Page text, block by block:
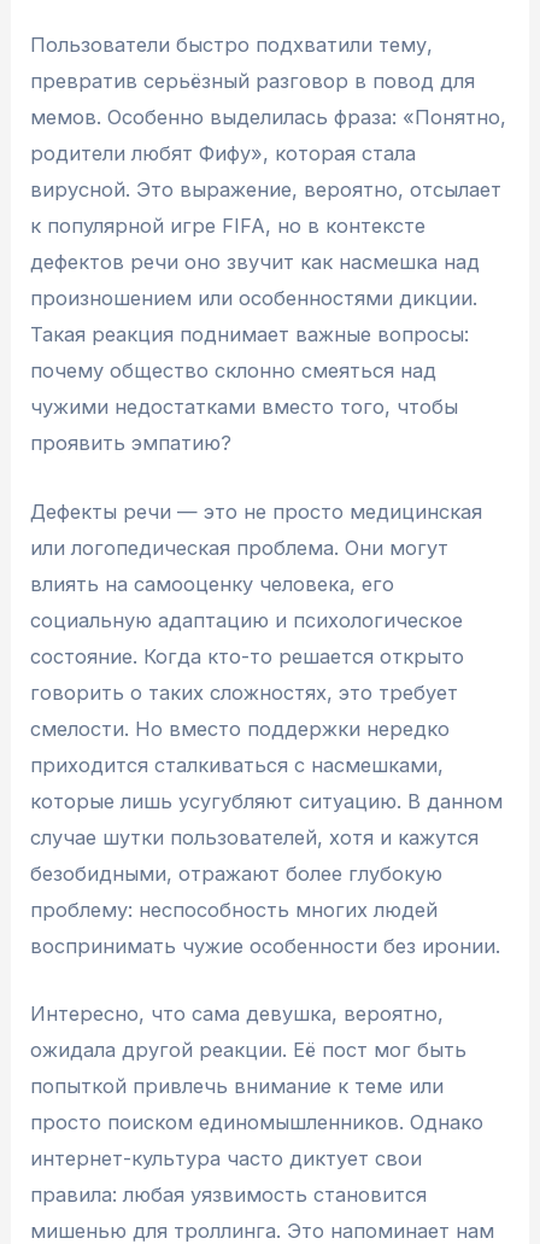
Пользователи быстро подхватили тему,
превратив серьёзный разговор в повод для
мемов. Особенно выделилась фраза: «Понятно,
родители любят Фифу», которая стала
вирусной. Это выражение, вероятно, отсылает
к популярной игре FIFA, но в контексте
дефектов речи оно звучит как насмешка над
произношением или особенностями дикции.
Такая реакция поднимает важные вопросы:
почему общество склонно смеяться над
чужими недостатками вместо того, чтобы
проявить эмпатию?
Дефекты речи — это не просто медицинская
или логопедическая проблема. Они могут
влиять на самооценку человека, его
социальную адаптацию и психологическое
состояние. Когда кто-то решается открыто
говорить о таких сложностях, это требует
смелости. Но вместо поддержки нередко
приходится сталкиваться с насмешками,
которые лишь усугубляют ситуацию. В данном
случае шутки пользователей, хотя и кажутся
безобидными, отражают более глубокую
проблему: неспособность многих людей
воспринимать чужие особенности без иронии.
Интересно, что сама девушка, вероятно,
ожидала другой реакции. Её пост мог быть
попыткой привлечь внимание к теме или
просто поиском единомышленников. Однако
интернет-культура часто диктует свои
правила: любая уязвимость становится
мишенью для троллинга. Это напоминает нам